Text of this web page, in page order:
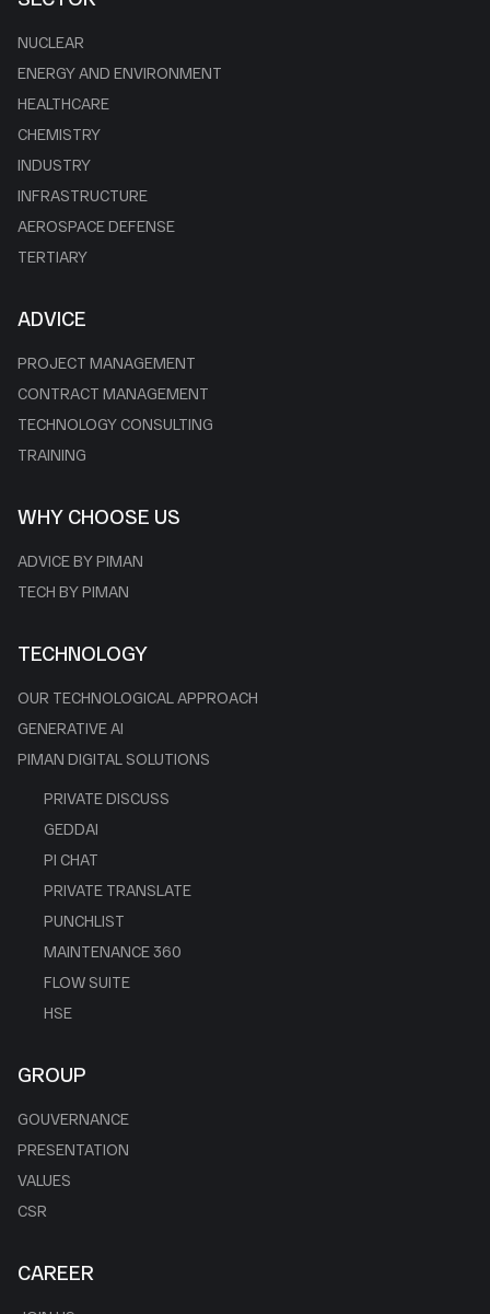
NUCLEAR
ENERGY AND ENVIRONMENT
HEALTHCARE
CHEMISTRY
INDUSTRY
INFRASTRUCTURE
AEROSPACE DEFENSE
TERTIARY
ADVICE
PROJECT MANAGEMENT
CONTRACT MANAGEMENT
TECHNOLOGY CONSULTING
TRAINING
WHY CHOOSE US
ADVICE BY PIMAN
TECH BY PIMAN
TECHNOLOGY
OUR TECHNOLOGICAL APPROACH
GENERATIVE AI
PIMAN DIGITAL SOLUTIONS
PRIVATE DISCUSS
GEDDAI
PI CHAT
PRIVATE TRANSLATE
PUNCHLIST
MAINTENANCE 360
FLOW SUITE
HSE
GROUP
GOUVERNANCE
PRESENTATION
VALUES
CSR
CAREER